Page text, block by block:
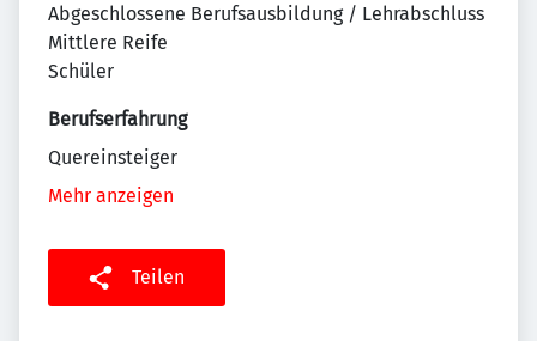
Abgeschlossene Berufsausbildung / Lehrabschluss
Mittlere Reife
Schüler
Berufserfahrung
Quereinsteiger
Mehr anzeigen
Teilen